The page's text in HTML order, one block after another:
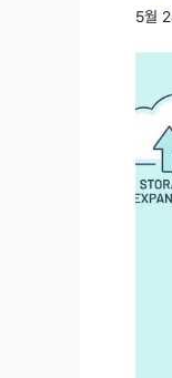
5월